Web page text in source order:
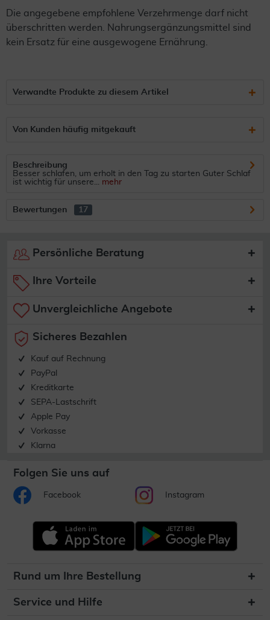
Die angegebene empfohlene Verzehrmenge darf nicht
überschritten werden. Nahrungsergänzungsmittel sind
kein Ersatz für eine ausgewogene Ernährung.
Verwandte Produkte zu diesem Artikel
Von Kunden häufig mitgekauft
Beschreibung
Besser schlafen, um erholt in den Tag zu starten Guter Schlaf
ist wichtig für unsere... mehr
Bewertungen 17
Persönliche Beratung
Ihre Vorteile
Unvergleichliche Angebote
Sicheres Bezahlen
Kauf auf Rechnung
PayPal
Kreditkarte
SEPA-Lastschrift
Apple Pay
Vorkasse
Klarna
Folgen Sie uns auf
Facebook Instagram
Rund um Ihre Bestellung
Service und Hilfe